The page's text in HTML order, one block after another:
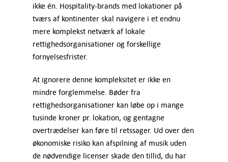
ikke én. Hospitality-brands med lokationer på
tværs af kontinenter skal navigere i et endnu
mere komplekst netværk af lokale
rettighedsorganisationer og forskellige
fornyelsesfrister.
At ignorere denne kompleksitet er ikke en
mindre forglemmelse. Bøder fra
rettighedsorganisationer kan løbe op i mange
tusinde kroner pr. lokation, og gentagne
overtrædelser kan føre til retssager. Ud over den
økonomiske risiko kan afspilning af musik uden
de nødvendige licenser skade den tillid, du har